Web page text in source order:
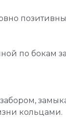
по бокам
кольцами.